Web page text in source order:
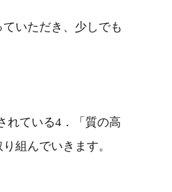
いただき、少しでも
れている4．「質の高
組んでいきます。